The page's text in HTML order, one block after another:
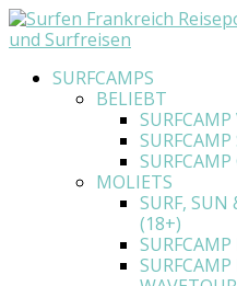
SURFCAMPS
BELIEBT
MOLIETS
SURF, SUN
(18+)